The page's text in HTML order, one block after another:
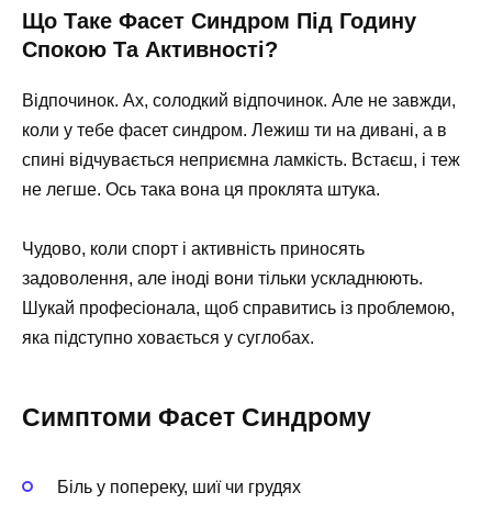
Що Таке Фасет Синдром Під Годину
Спокою Та Активності?
Відпочинок. Ах, солодкий відпочинок. Але не завжди,
коли у тебе фасет синдром. Лежиш ти на дивані, а в
спині відчувається неприємна ламкість. Встаєш, і теж
не легше. Ось така вона ця проклята штука.
Чудово, коли спорт і активність приносять
задоволення, але іноді вони тільки ускладнюють.
Шукай професіонала, щоб справитись із проблемою,
яка підступно ховається у суглобах.
Симптоми Фасет Синдрому
Біль у попереку, шиї чи грудях